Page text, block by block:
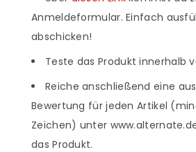
Anmeldeformular. Einfach
abschicken!
Teste das Produkt innerhalb
Reiche anschließend eine
Bewertung für jeden Artikel
Zeichen) unter
das Produkt.